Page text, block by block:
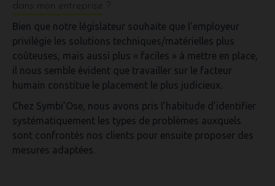
dans mon entreprise ?
Bien que notre législateur souhaite que l’employeur
privilégie les solutions techniques/matérielles plus
coûteuses, mais aussi plus « faciles » à mettre en place,
il nous semble évident que travailler sur le facteur
humain constitue le placement le plus judicieux.
Chez Symbi’Ose, nous avons pris l’habitude d’identifier
systématiquement les types de problèmes auxquels
sont confrontés nos clients pour ensuite proposer des
mesures adaptées.